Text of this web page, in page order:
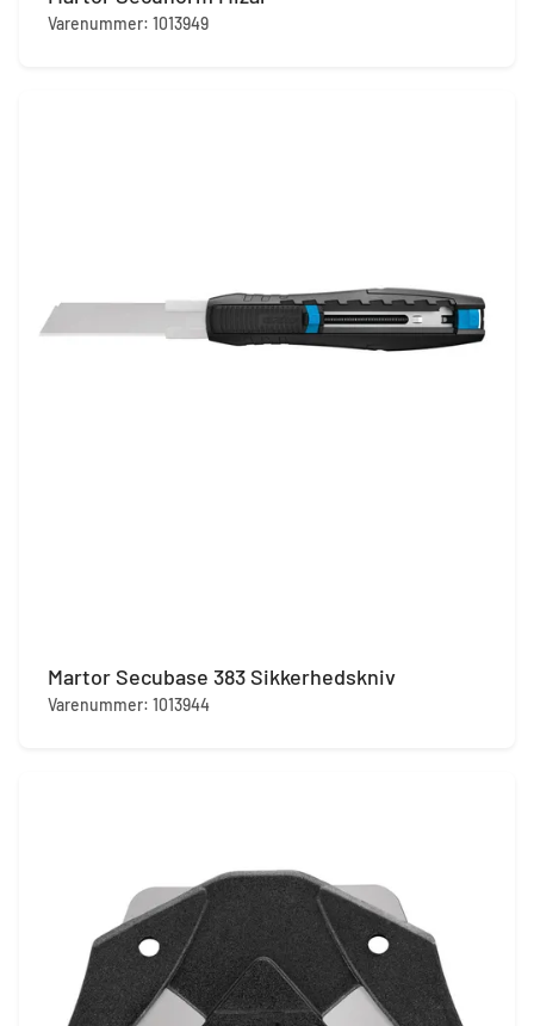
Varenummer: 1013949
Martor Secubase 383 Sikkerhedskniv
Varenummer: 1013944